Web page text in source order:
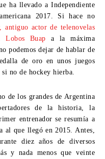
ha llevado a Independiente
2017. Si hace no
,antiguo actor de telenovelas
Buap
a la máxima
podemos dejar de hablar de
de oro en unos juegos
si no de hockey hierba
de los grandes de Argentina
de la historia ,la
entrenador se resumía a
al que llegó en 2015. Antes,
diez años de diversos
y nada menos que veinte